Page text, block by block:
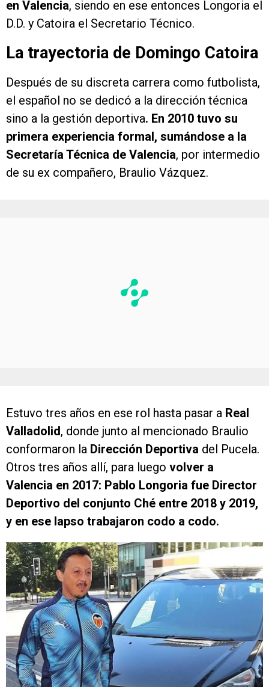
en Valencia, siendo en ese entonces Longoria el
D.D. y Catoira el Secretario Técnico.
La trayectoria de Domingo Catoira
Después de su discreta carrera como futbolista,
el español no se dedicó a la dirección técnica
sino a la gestión deportiva. En 2010 tuvo su
primera experiencia formal, sumándose a la
Secretaría Técnica de Valencia, por intermedio
de su ex compañero, Braulio Vázquez.
Estuvo tres años en ese rol hasta pasar a Real
Valladolid, donde junto al mencionado Braulio
conformaron la Dirección Deportiva del Pucela.
Otros tres años allí, para luego volver a
Valencia en 2017: Pablo Longoria fue Director
Deportivo del conjunto Ché entre 2018 y 2019,
y en ese lapso trabajaron codo a codo.